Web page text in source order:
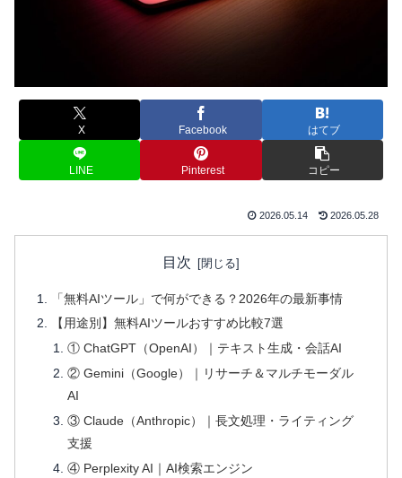
X Facebook はてブ
LINE Pinterest コピー
2026.05.14 2026.05.28
目次
「無料AIツール」で何ができる？2026年の最新事情
【用途別】無料AIツールおすすめ比較7選
① ChatGPT（OpenAI）｜テキスト生成・会話AI
② Gemini（Google）｜リサーチ＆マルチモーダル
AI
③ Claude（Anthropic）｜長文処理・ライティング
支援
④ Perplexity AI｜AI検索エンジン